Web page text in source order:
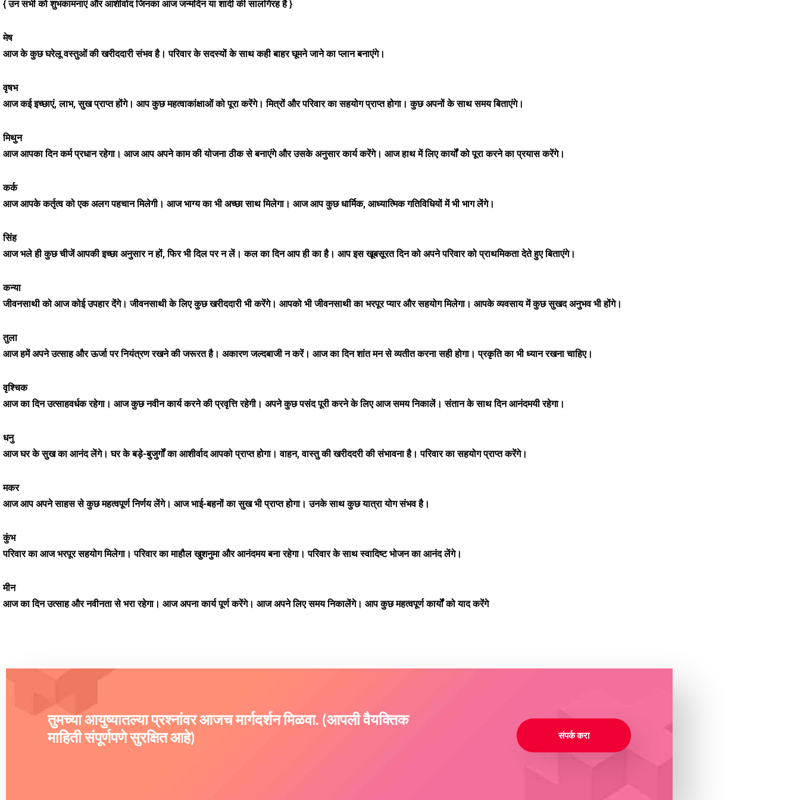
{ उन सभी को शुभकामनाएं और आशीर्वाद जिनका आज जन्मदिन या शादी की सालगिरह है }
मेष
आज के कुछ घरेलू वस्तुओं की खरीददारी संभव है। परिवार के सदस्यों के साथ कही बाहर घूमने जाने का प्लान बनाएंगे।
वृषभ
आज कई इच्छाएं, लाभ, सुख प्राप्त होंगे। आप कुछ महत्वाकांक्षाओं को पूरा करेंगे। मित्रों और परिवार का सहयोग प्राप्त होगा। कुछ अपनों के साथ समय बिताएंगे।
मिथुन
आज आपका दिन कर्म प्रधान रहेगा। आज आप अपने काम की योजना ठीक से बनाएंगे और उसके अनुसार कार्य करेंगे। आज हाथ में लिए कार्यों को पूरा करने का प्रयास करेंगे।
कर्क
आज आपके कर्तृत्व को एक अलग पहचान मिलेगी। आज भाग्य का भी अच्छा साथ मिलेगा। आज आप कुछ धार्मिक, आध्यात्मिक गतिविधियों में भी भाग लेंगे।
सिंह
आज भले ही कुछ चीजें आपकी इच्छा अनुसार न हों, फिर भी दिल पर न लें। कल का दिन आप ही का है। आप इस खूबसूरत दिन को अपने परिवार को प्राथमिकता देते हुए बिताएंगे।
कन्या
जीवनसाथी को आज कोई उपहार देंगे। जीवनसाथी के लिए कुछ खरीददारी भी करेंगे। आपको भी जीवनसाथी का भरपूर प्यार और सहयोग मिलेगा। आपके व्यवसाय में कुछ सुखद अनुभव भी होंगे।
तुला
आज हमें अपने उत्साह और ऊर्जा पर नियंत्रण रखने की जरूरत है। अकारण जल्दबाजी न करें। आज का दिन शांत मन से व्यतीत करना सही होगा। प्रकृति का भी ध्यान रखना चाहिए।
वृश्चिक
आज का दिन उत्साहवर्धक रहेगा। आज कुछ नवीन कार्य करने की प्रवृत्ति रहेगी। अपने कुछ पसंद पूरी करने के लिए आज समय निकालें। संतान के साथ दिन आनंदमयी रहेगा।
धनु
आज घर के सुख का आनंद लेंगे। घर के बड़े-बुजुर्गों का आशीर्वाद आपको प्राप्त होगा। वाहन, वास्तु की खरीददरी की संभावना है। परिवार का सहयोग प्राप्त करेंगे।
मकर
आज आप अपने साहस से कुछ महत्वपूर्ण निर्णय लेंगे। आज भाई-बहनों का सुख भी प्राप्त होगा। उनके साथ कुछ यात्रा योग संभव है।
कुंभ
परिवार का आज भरपूर सहयोग मिलेगा। परिवार का माहौल खुशनुमा और आनंदमय बना रहेगा। परिवार के साथ स्वादिष्ट भोजन का आनंद लेंगे।
मीन
आज का दिन उत्साह और नवीनता से भरा रहेगा। आज अपना कार्य पूर्ण करेंगे। आज अपने लिए समय निकालेंगे। आप कुछ महत्वपूर्ण कार्यों को याद करेंगे
तुमच्या आयुष्यातल्या प्रश्नांवर आजच मार्गदर्शन मिळवा. (आपली वैयक्तिक
माहिती संपूर्णपणे सुरक्षित आहे)
संपर्क करा